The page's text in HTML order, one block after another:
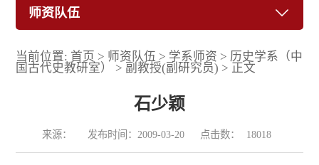
师资队伍
当前位置: 首页 > 师资队伍 > 学系师资 > 历史学系（中
国古代史教研室）
> 副教授(副研究员) > 正文
石少颖
来源： 发布时间：2009-03-20 点击数： 18018